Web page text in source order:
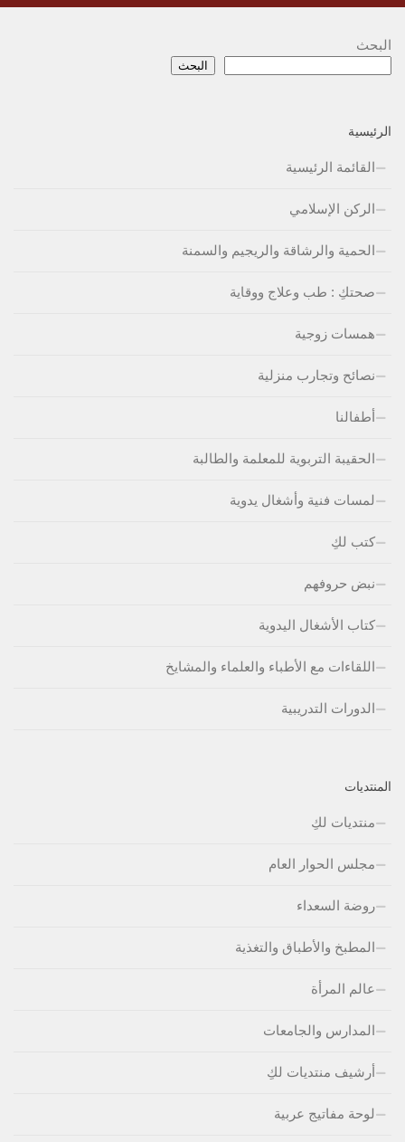
البحث
البحث
الرئيسية
القائمة الرئيسية
الركن الإسلامي
الحمية والرشاقة والريجيم والسمنة
صحتكِ : طب وعلاج ووقاية
همسات زوجية
نصائح وتجارب منزلية
أطفالنا
الحقيبة التربوية للمعلمة والطالبة
لمسات فنية وأشغال يدوية
كتب لكِ
نبض حروفهم
كتاب الأشغال اليدوية
اللقاءات مع الأطباء والعلماء والمشايخ
الدورات التدريبية
المنتديات
منتديات لكِ
مجلس الحوار العام
روضة السعداء
المطبخ والأطباق والتغذية
عالم المرأة
المدارس والجامعات
أرشيف منتديات لكِ
لوحة مفاتيج عربية